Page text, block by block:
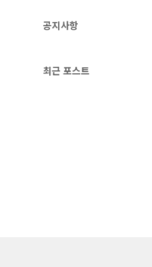
공지사항
최근 포스트